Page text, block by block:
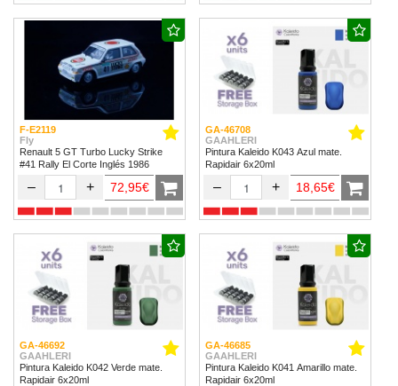
F-E2119
Fly
Renault 5 GT Turbo Lucky Strike
#41 Rally El Corte Inglés 1986
– + 72,95€
GA-46708
GAAHLERI
Pintura Kaleido K043 Azul mate.
Rapidair 6x20ml
– + 18,65€
GA-46692
GAAHLERI
Pintura Kaleido K042 Verde mate.
Rapidair 6x20ml
GA-46685
GAAHLERI
Pintura Kaleido K041 Amarillo mate.
Rapidair 6x20ml